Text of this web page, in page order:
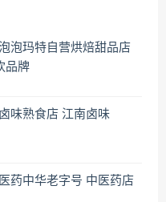
泡玛特自营烘焙甜品店
品牌
味熟食店 江南卤味
药中华老字号 中医药店